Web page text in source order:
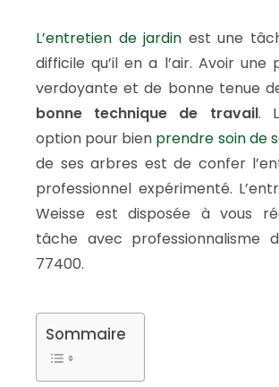
L’entretien de jardin est une
difficile qu’il en a l’air. Avoir une
verdoyante et de bonne tenue
bonne technique de travail.
option pour bien prendre soin de
de ses arbres est de confer
professionnel expérimenté.
Weisse est disposée à vous
tâche avec professionnalisme
77400.
Sommaire